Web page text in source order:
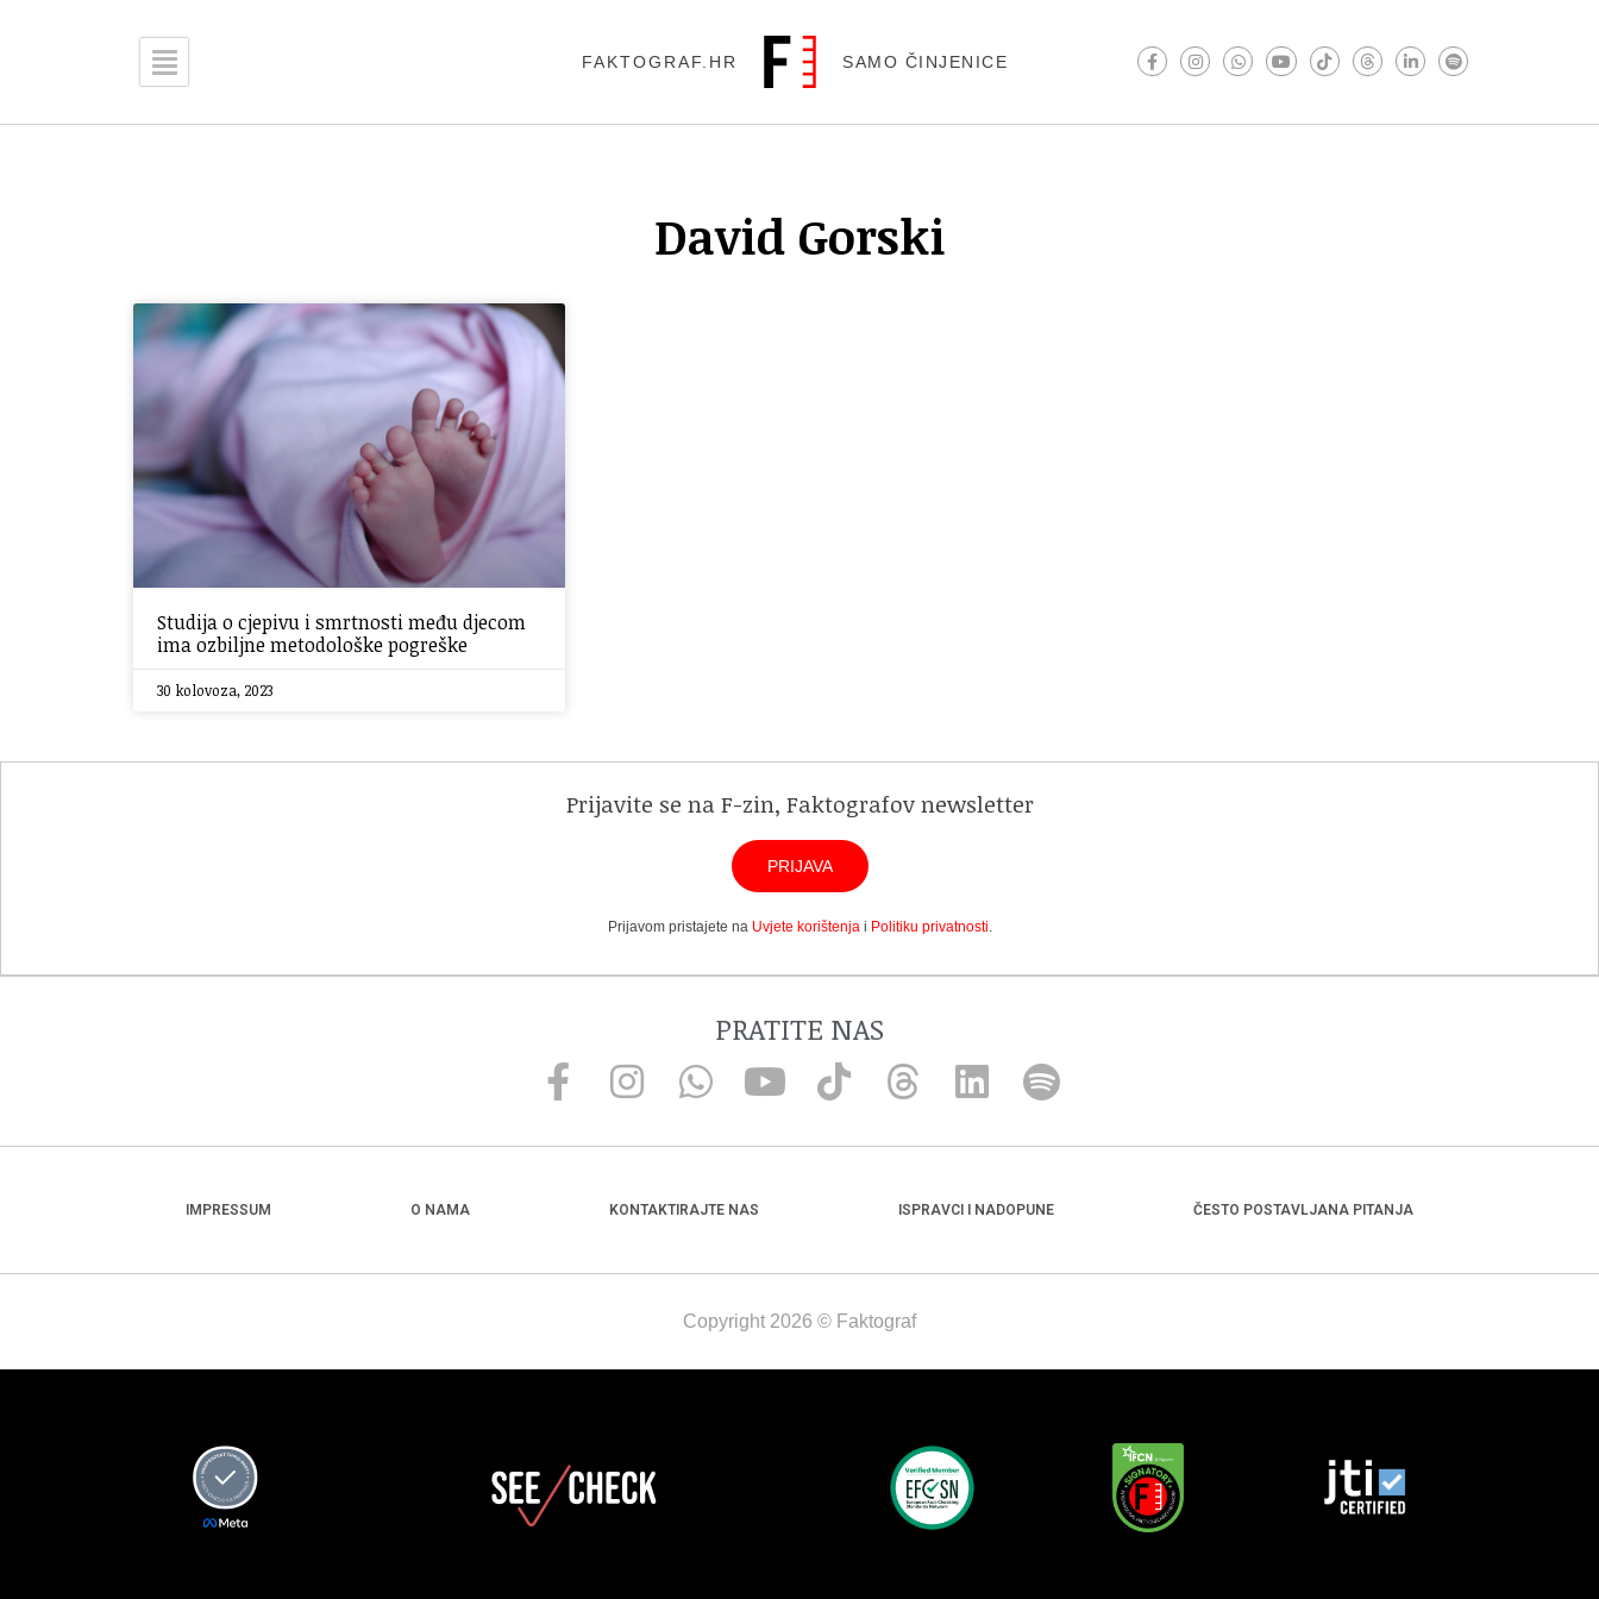
FAKTOGRAF.HR SAMO ČINJENICE
David Gorski
Studija o cjepivu i smrtnosti među djecom
ima ozbiljne metodološke pogreške
30 kolovoza, 2023
Prijavite se na F-zin, Faktografov newsletter
PRIJAVA
Prijavom pristajete na Uvjete korištenjai Politiku privatnosti.
PRATITE NAS
IMPRESSUM O NAMA KONTAKTIRAJTE NAS ISPRAVCI I NADOPUNE ČESTO POSTAVLJANA PITANJA
Copyright 2026 © Faktograf